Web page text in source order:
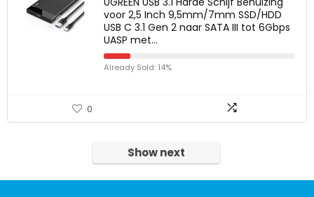
voor 2,5 Inch 9,5mm/7mm SSD/HDD
USB C 3.1 Gen 2 naar SATA III tot 6Gbps
UASP met…
Already Sold: 14%
0
Show next